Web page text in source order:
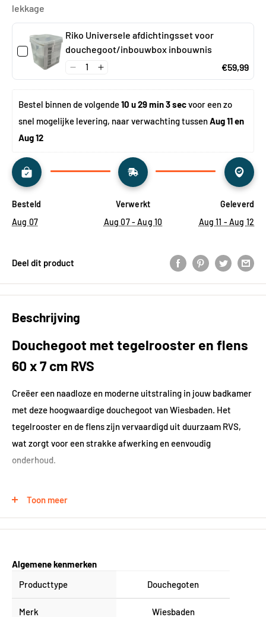
lekkage
Riko Universele afdichtingsset voor
douchegoot/inbouwbox inbouwnis
€59,99
Bestel binnen de volgende 10 u 29 min 3 sec voor een zo
snel mogelijke levering, naar verwachting tussen Aug 11 en
Aug 12
Besteld
Aug 07
Verwerkt
Aug 07 - Aug 10
Geleverd
Aug 11 - Aug 12
Deel dit product
Beschrijving
Douchegoot met tegelrooster en flens
60 x 7 cm RVS
Creëer een naadloze en moderne uitstraling in jouw badkamer
met deze hoogwaardige douchegoot van Wiesbaden. Het
tegelrooster en de flens zijn vervaardigd uit duurzaam RVS,
wat zorgt voor een strakke afwerking en eenvoudig
onderhoud.
Naadloze integratie
Dankzij het tegelrooster sluit deze douchegoot perfect aan op
overgang ontstaat. Dit draagt bij aan een ruimtelijk gevoel en
minimalistische uitstraling van je doucheruimte.
Toon meer
Algemene kenmerken
Producttype
Douchegoten
Merk Wiesbaden